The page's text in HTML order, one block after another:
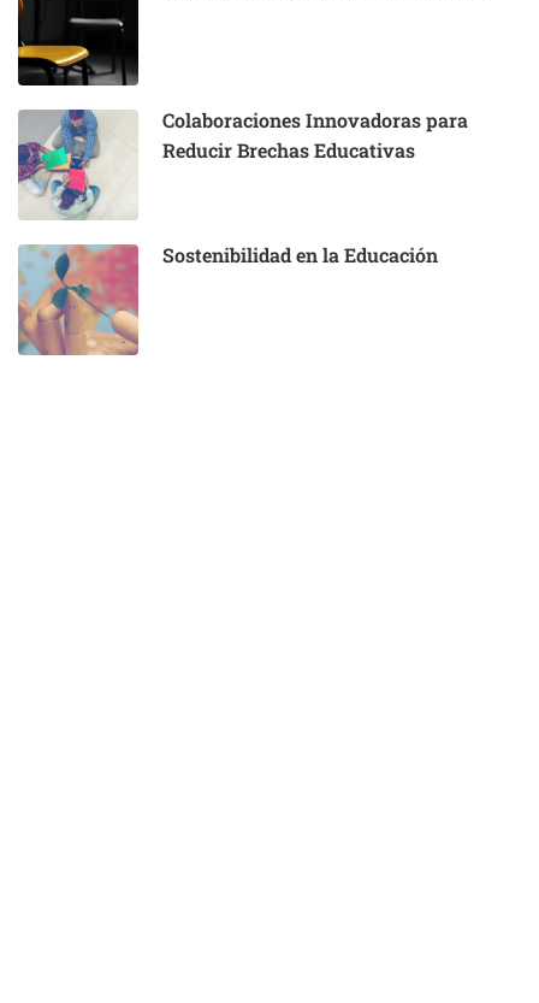
Colaboraciones Innovadoras para
Reducir Brechas Educativas
Sostenibilidad en la Educación